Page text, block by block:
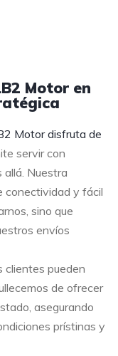
Motor en
Motor disfruta de
servir con
allá. Nuestra
conectividad y fácil
sino que
envíos
clientes pueden
de ofrecer
asegurando
prístinas y